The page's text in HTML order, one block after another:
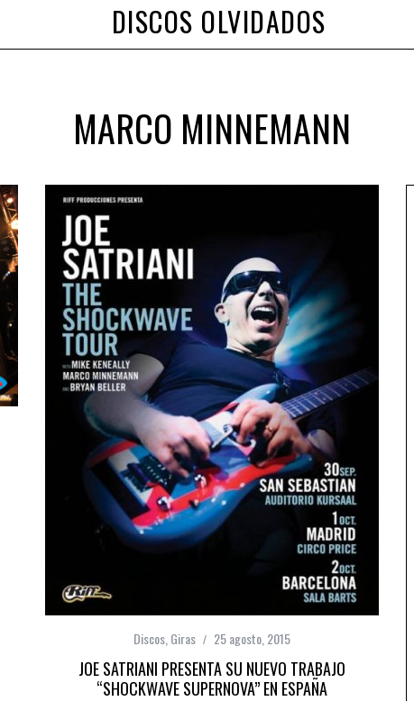
DISCOS OLVIDADOS
MARCO MINNEMANN
Discos Giras 25 agosto, 2015
JOE SATRIANI PRESENTA SU NUEVO TRABAJO
“SHOCKWAVE SUPERNOVA” EN ESPAÑA